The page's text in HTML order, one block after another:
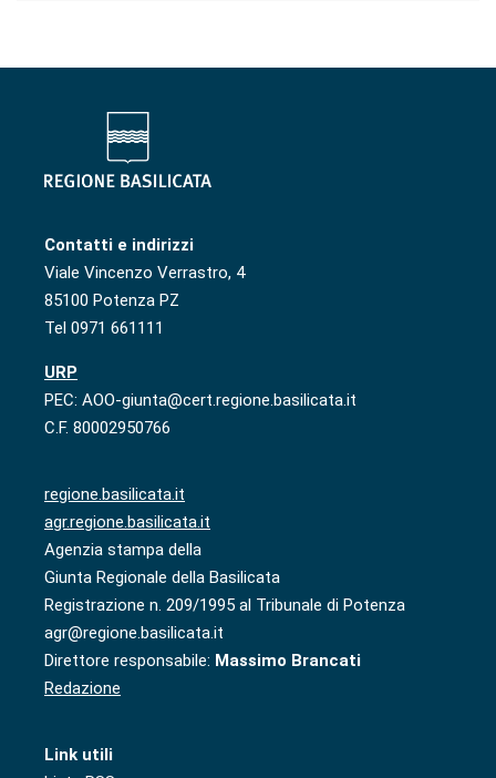
Contatti e indirizzi
Viale Vincenzo Verrastro, 4
85100 Potenza PZ
Tel 0971 661111
URP
PEC: AOO-giunta@cert.regione.basilicata.it
C.F. 80002950766
regione.basilicata.it
agr.regione.basilicata.it
Agenzia stampa della
Giunta Regionale della Basilicata
Registrazione n. 209/1995 al Tribunale di Potenza
agr@regione.basilicata.it
Direttore responsabile: Massimo Brancati
Redazione
Link utili